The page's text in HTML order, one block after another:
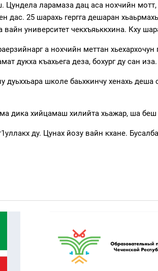
ларамаза дац аса нохчийн мотт,
дас. 25 шарахь гергга дешаран
университет чекхъяьккхина. Кху
а нохчийн меттан
дукха къахьега деза, бохург ду сан иза.
школе баьхкинчу хенахь
дика хийцамаш хилийта хьажар, ша
ду. Цунах йозу вайн кхане.